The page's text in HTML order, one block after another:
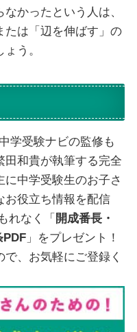
かったという人は、
たは「辺を伸ばす」の
う。
学受験ナビの監修も
田和貴が執筆する完全
中学受験生のお子さ
お役立ち情報を配信
れなく「 開成番長・
PDF」をプレゼント！
、お気軽にご登録く